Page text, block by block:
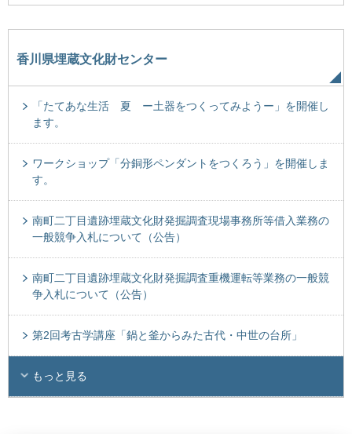
香川県埋蔵文化財センター
「たてあな生活 夏 ー土器をつくってみようー」を開催し
ます。
ワークショップ「分銅形ペンダントをつくろう」を開催しま
す。
南町二丁目遺跡埋蔵文化財発掘調査現場事務所等借入業務の
一般競争入札について（公告）
南町二丁目遺跡埋蔵文化財発掘調査重機運転等業務の一般競
争入札について（公告）
第2回考古学講座「鍋と釜からみた古代・中世の台所」
もっと見る